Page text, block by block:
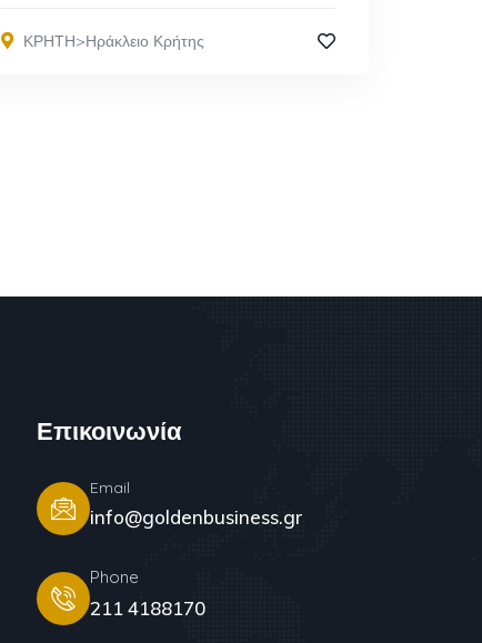
ΚΡΗΤΗ>Ηράκλειο Κρήτης
Επικοινωνία
Email
info@goldenbusiness.gr
Phone
211 4188170